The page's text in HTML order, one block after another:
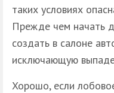
таких условиях
Прежде чем начать
создать в салоне
исключающую
Хорошо, если